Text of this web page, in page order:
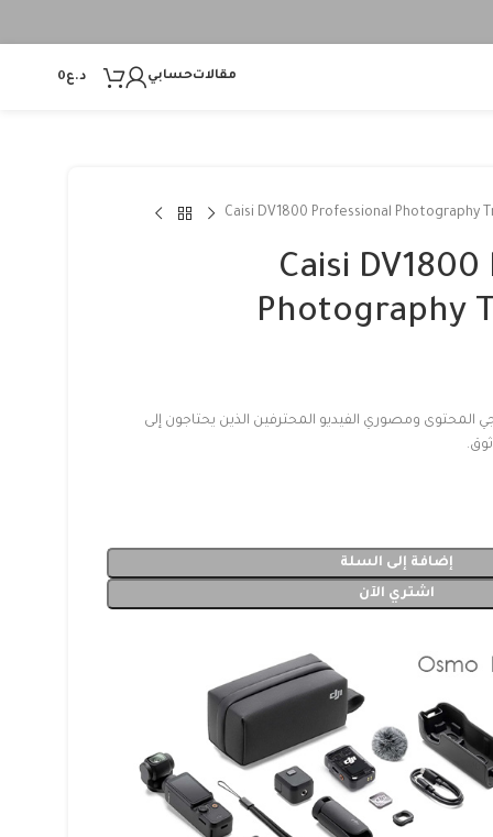
مقالاتحسابي د.ع0
Caisi DV1800 Professional Photography
Caisi
Photography
المحتوى ومصوري الفيديو المحترفين الذين يحتاجون إلى
إضافة إلى السلة
اشتري الآن